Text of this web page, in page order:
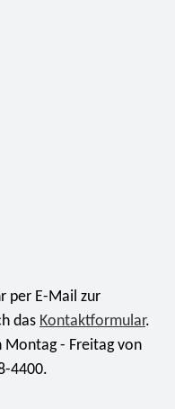
per E-Mail zur
das Kontaktformular.
Montag - Freitag von
4400.